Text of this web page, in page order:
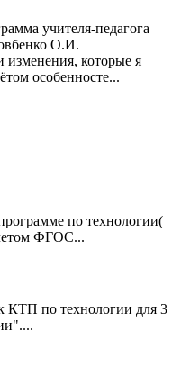
учителя-педагога
О.И.
которые я
особенносте...
по технологии(
ФГОС...
КТП по технологии для 3